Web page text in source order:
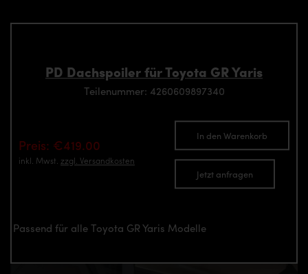
PD Dachspoiler für Toyota GR Yaris
Teilenummer: 4260609897340
Preis: €419.00
inkl. Mwst. zzgl. Versandkosten
In den Warenkorb
Jetzt anfragen
Passend für alle Toyota GR Yaris Modelle